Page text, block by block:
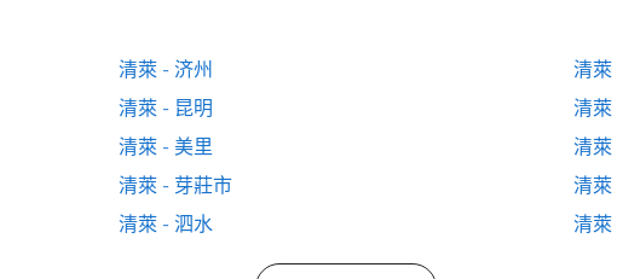
清萊 - 济州
清萊
清萊 - 昆明
清萊
清萊 - 美里
清萊
清萊 - 芽莊市
清萊
清萊 - 泗水 清萊